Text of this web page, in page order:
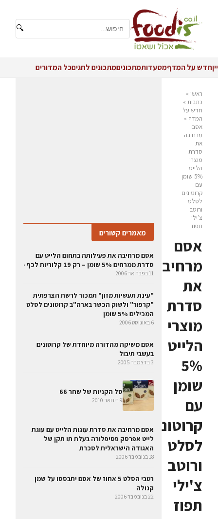
🔍
ייןחדש על המדףמסעדותמתכוניםמתכונים לחגיםכל המדורים
ראשי »
כתבות »
חדש על
המדף »
אסם
מרחיבה
את
סדרת
מוצרי
הלייט
5% שומן
עם
קרוטונים
לסלט
ורוטב
צ'ילי
תפוז
אסם
מרחיבה
את
סדרת
מוצרי
הלייט
5%
שומן
עם
קרוטונים
לסלט
ורוטב
צ'ילי
תפוז
מאמרים קשורים
אסם מרחיבה את פעילותה בתחום הלייט עם
סדרת ממרחים 5% שומן – רק 19 קלוריות לכף ·
11 בפברואר 2006
"עינת תעשיות מזון" תמכור לרשת הצרפתית
"קרפור" ולשוק הכשר בארה"ב קרוטונים לסלט
המכילים 5% שומן
6 באוגוסט 2006
אסם משיקה מהדורה מיוחדת של קרוטונים
בעשבי תיבול
3 בדצמבר 2005
סל הקניות של שחר 66
9 בינואר 2010
אסם מרחיבה את סדרת עוגות הלייט עם עוגת
לייט אפרסק פסיפלורה בעלת תו תקן של
האגודה הישראלית לסכרת
18 בנובמבר 2006
רטבי הסלט 5 אחוז של אסם יתבססו על שמן
קנולה
22 בנובמבר 2006